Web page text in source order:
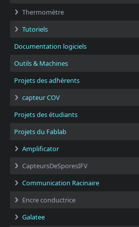
Thermomètre
Tutoriels
Documentation logiciels
Outils & Machines
Projets des adhérents
capteur COV
Projets des étudiants
Projets du Fablab
Amplificator
CapteursDeSporesIFV
Communication Racinaire
Encre conductrice
Galatee